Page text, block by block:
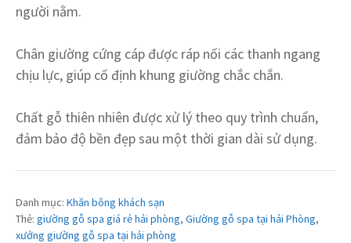
người nằm.
Chân giường cứng cáp được ráp nối các thanh ngang
chịu lực, giúp cố định khung giường chắc chắn.
Chất gỗ thiên nhiên được xử lý theo quy trình chuẩn,
đảm bảo độ bền đẹp sau một thời gian dài sử dụng.
Danh mục: Khăn bông khách sạn
Thẻ: giường gỗ spa giá rẻ hải phòng, Giường gỗ spa tại hải Phòng,
xưởng giường gỗ spa tại hải phòng